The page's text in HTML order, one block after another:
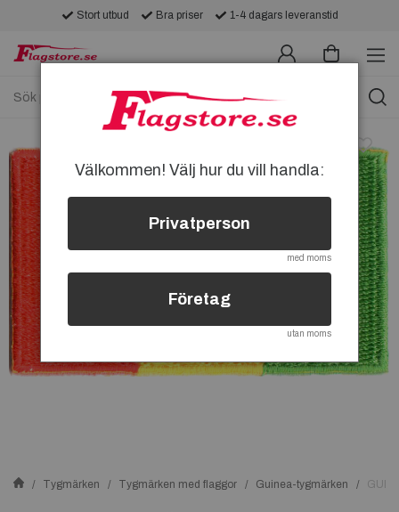
Stort utbud Bra priser 1-4 dagars leveranstid
Tygmärken Tygmärken med flaggor Guinea-tygmärken
Välkommen! Välj hur du vill handla:
Privatperson
med moms
Företag
utan moms